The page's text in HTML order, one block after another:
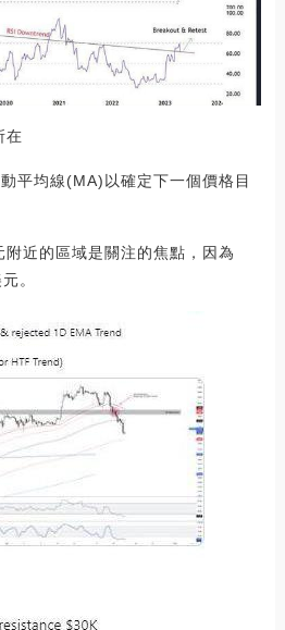
在
平均線(MA)以確定下一個價格目
近的區域是關注的焦點，因為
。